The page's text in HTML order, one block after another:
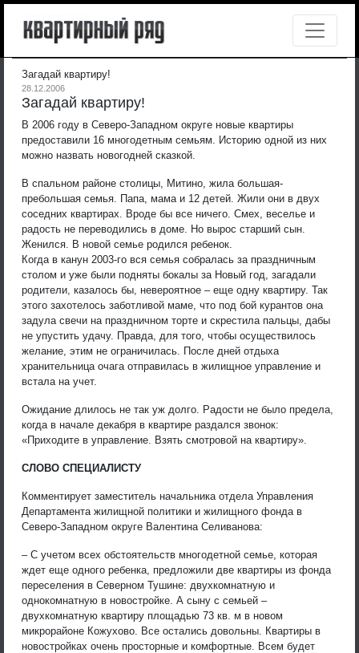
Загадай квартиру!
28.12.2006
Загадай квартиру!
В 2006 году в Северо-Западном округе новые квартиры
предоставили 16 многодетным семьям. Историю одной из них
можно назвать новогодней сказкой.
В спальном районе столицы, Митино, жила большая-
пребольшая семья. Папа, мама и 12 детей. Жили они в двух
соседних квартирах. Вроде бы все ничего. Смех, веселье и
радость не переводились в доме. Но вырос старший сын.
Женился. В новой семье родился ребенок.
Когда в канун 2003-го вся семья собралась за праздничным
столом и уже были подняты бокалы за Новый год, загадали
родители, казалось бы, невероятное – еще одну квартиру. Так
этого захотелось заботливой маме, что под бой курантов она
задула свечи на праздничном торте и скрестила пальцы, дабы
не упустить удачу. Правда, для того, чтобы осуществилось
желание, этим не ограничилась. После дней отдыха
хранительница очага отправилась в жилищное управление и
встала на учет.
Ожидание длилось не так уж долго. Радости не было предела,
когда в начале декабря в квартире раздался звонок:
«Приходите в управление. Взять смотровой на квартиру».
СЛОВО СПЕЦИАЛИСТУ
Комментирует заместитель начальника отдела Управления
Департамента жилищной политики и жилищного фонда в
Северо-Западном округе Валентина Селиванова:
– С учетом всех обстоятельств многодетной семье, которая
ждет еще одного ребенка, предложили две квартиры из фонда
переселения в Северном Тушине: двухкомнатную и
однокомнатную в новостройке. А сыну с семьей –
двухкомнатную квартиру площадью 73 кв. м в новом
микрорайоне Кожухово. Все остались довольны. Квартиры в
новостройках очень просторные и комфортные. Всем будет